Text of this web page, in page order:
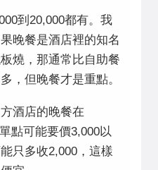
到20,000都有。我
晚餐是酒店裡的知名
燒，那通常比自助餐
，但晚餐才是重點。
酒店的晚餐在
點可能要價3,000以
只多收2,000，這樣